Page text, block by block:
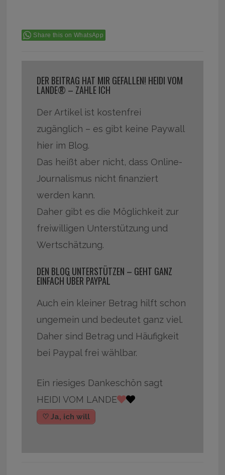
Share this on WhatsApp
DER BEITRAG HAT MIR GEFALLEN! HEIDI VOM
LANDE® – ZAHLE ICH
Der Artikel ist kostenfrei
zugänglich – es gibt keine Paywall
hier im Blog.
Das heißt aber nicht, dass Online-
Journalismus nicht finanziert
werden kann.
Daher gibt es die Möglichkeit zur
freiwilligen Unterstützung und
Wertschätzung.
DEN BLOG UNTERSTÜTZEN – GEHT GANZ
EINFACH ÜBER PAYPAL
Auch ein kleiner Betrag hilft schon
ungemein und bedeutet ganz viel.
Daher sind Betrag und Häufigkeit
bei Paypal frei wählbar.
Ein riesiges Dankeschön sagt
HEIDI VOM LANDE
♡ Ja, ich will